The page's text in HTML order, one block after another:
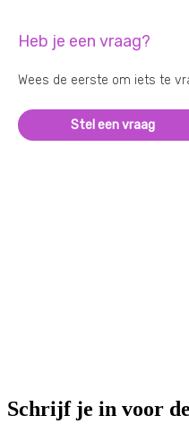
Heb je een vraag?
Wees de eerste om iets te
Stel een vraag
Schrijf je in voor